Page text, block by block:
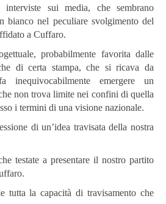
interviste sui media, che sembrano
bianco nel peculiare svolgimento del
a Cuffaro.
probabilmente favorita dalle
di certa stampa, che si ricava da
inequivocabilmente emergere un
non trova limite nei confini di quella
i termini di una visione nazionale.
di un’idea travisata della nostra
testate a presentare il nostro partito
tutta la capacità di travisamento che